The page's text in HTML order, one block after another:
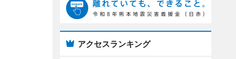
アクセスランキング